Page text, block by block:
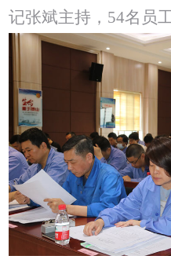
记张斌主持，54名员